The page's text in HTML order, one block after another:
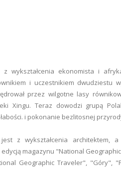
z wykształcenia ekonomista i
i uczestnikiem dwudziestu
przez wilgotne lasy
Xingu. Teraz dowodzi grupą
i pokonanie bezlitosnej
jest z wykształcenia architektem,
magazynu "National
Geographic Traveler", "Góry",